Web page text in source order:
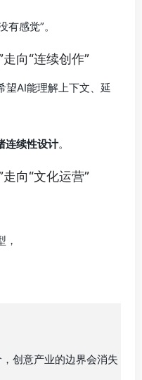
有感觉”。
向“连续创作”
望AI能理解上下文、延
连续性设计。
向“文化运营”
，
创意产业的边界会消失